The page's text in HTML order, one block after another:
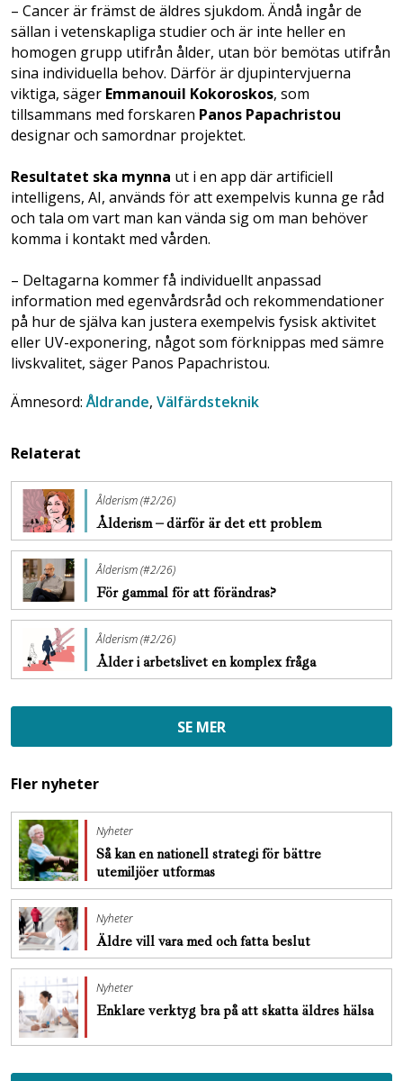
– Cancer är främst de äldres sjukdom. Ändå ingår de
sällan i vetenskapliga studier och är inte heller en
homogen grupp utifrån ålder, utan bör bemötas utifrån
sina individuella behov. Därför är djupintervjuerna
viktiga, säger Emmanouil Kokoroskos, som
tillsammans med forskaren Panos Papachristou
designar och samordnar projektet.
Resultatet ska mynna ut i en app där artificiell
intelligens, AI, används för att exempelvis kunna ge råd
och tala om vart man kan vända sig om man behöver
komma i kontakt med vården.
– Deltagarna kommer få individuellt anpassad
information med egenvårdsråd och rekommendationer
på hur de själva kan justera exempelvis fysisk aktivitet
eller UV-exponering, något som förknippas med sämre
livskvalitet, säger Panos Papachristou.
Ämnesord:Åldrande, Välfärdsteknik
Relaterat
Ålderism (#2/26)
Ålderism – därför är det ett problem
Ålderism (#2/26)
För gammal för att förändras?
Ålderism (#2/26)
Ålder i arbetslivet en komplex fråga
SE MER
Fler nyheter
Nyheter
Så kan en nationell strategi för bättre
utemiljöer utformas
Nyheter
Äldre vill vara med och fatta beslut
Nyheter
Enklare verktyg bra på att skatta äldres hälsa